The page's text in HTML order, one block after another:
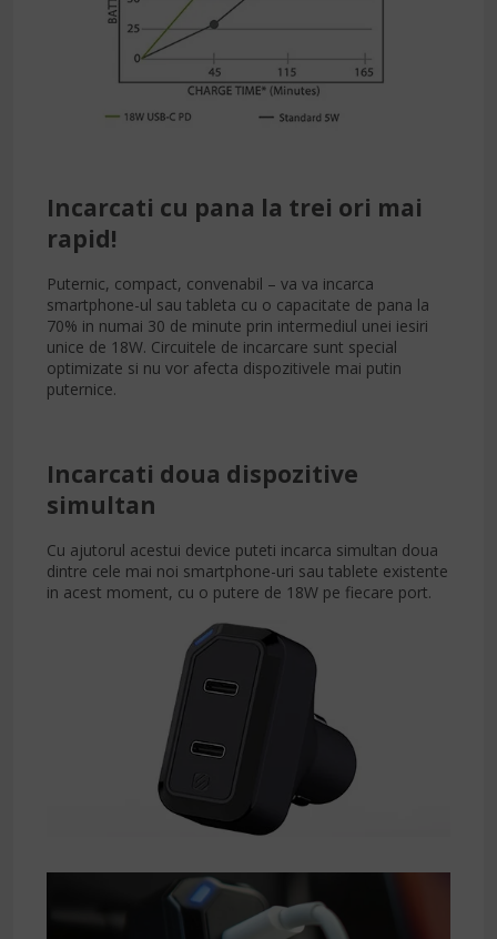
Incarcati cu pana la trei ori mai
rapid!
Puternic, compact, convenabil – va va incarca
smartphone-ul sau tableta cu o capacitate de pana la
70% in numai 30 de minute prin intermediul unei iesiri
unice de 18W. Circuitele de incarcare sunt special
optimizate si nu vor afecta dispozitivele mai putin
puternice.
Incarcati doua dispozitive
simultan
Cu ajutorul acestui device puteti incarca simultan doua
dintre cele mai noi smartphone-uri sau tablete existente
in acest moment, cu o putere de 18W pe fiecare port.